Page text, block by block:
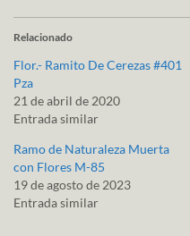
Relacionado
Flor.- Ramito De Cerezas #401
Pza
21 de abril de 2020
Entrada similar
Ramo de Naturaleza Muerta
con Flores M-85
19 de agosto de 2023
Entrada similar